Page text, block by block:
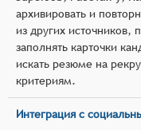
архивировать и
из других источников,
заполнять карточки
искать резюме на
критериям.
Интеграция с